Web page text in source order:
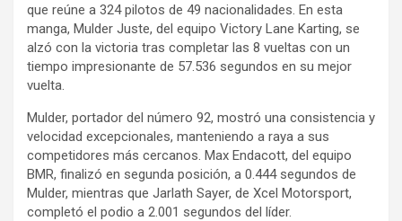
que reúne a 324 pilotos de 49 nacionalidades. En esta
manga, Mulder Juste, del equipo Victory Lane Karting, se
alzó con la victoria tras completar las 8 vueltas con un
tiempo impresionante de 57.536 segundos en su mejor
vuelta.
Mulder, portador del número 92, mostró una consistencia y
velocidad excepcionales, manteniendo a raya a sus
competidores más cercanos. Max Endacott, del equipo
BMR, finalizó en segunda posición, a 0.444 segundos de
Mulder, mientras que Jarlath Sayer, de Xcel Motorsport,
completó el podio a 2.001 segundos del líder.